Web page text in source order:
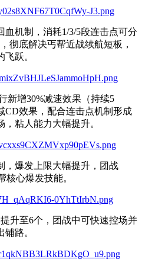
血机制，消耗1/3/5段连击点可分
彻底解决丐帮近战续航短板，
跃。
新增30%减速效果（持续5
CD效果，配合连击点机制形成
粘人能力大幅提升。
，爆发上限大幅提升，团战
核心爆发技能。
升至6个，团战中可快速控场并
路。